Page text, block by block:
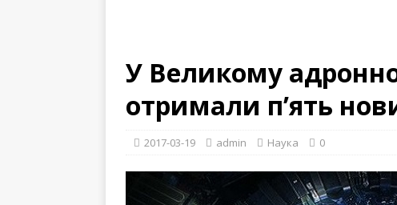
У Великому
отримали п’ять
2017-03-19 admin Наука 0